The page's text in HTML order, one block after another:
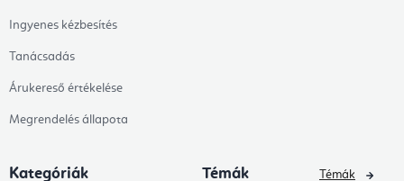
Ingyenes kézbesítés
Tanácsadás
Árukereső értékelése
Megrendelés állapota
Kategóriák Témák Témák